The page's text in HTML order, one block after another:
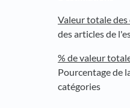
Valeur totale des
des articles de
% de valeur
Pourcentage de
catégories